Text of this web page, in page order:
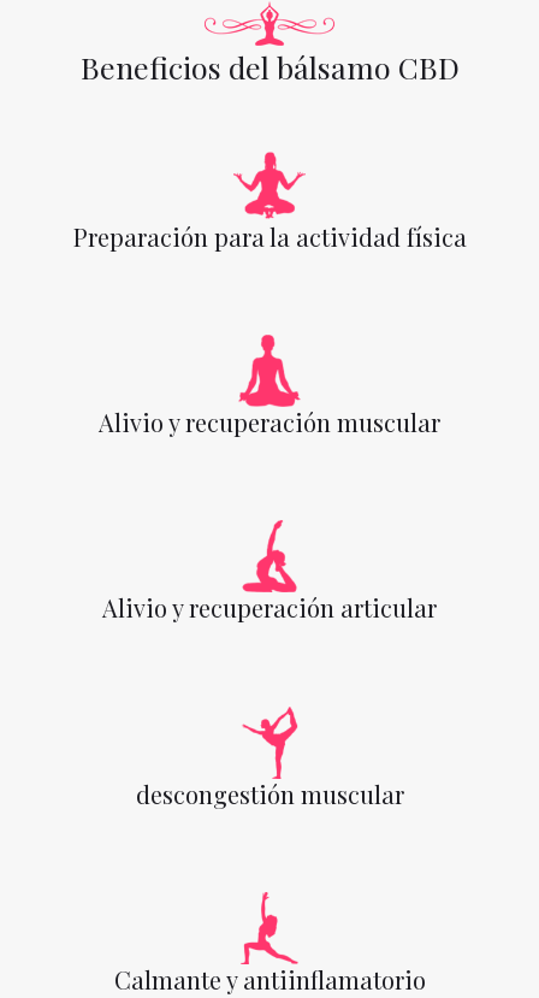
Beneficios del bálsamo CBD
Preparación para la actividad física
Alivio y recuperación muscular
Alivio y recuperación articular
descongestión muscular
Calmante y antiinflamatorio